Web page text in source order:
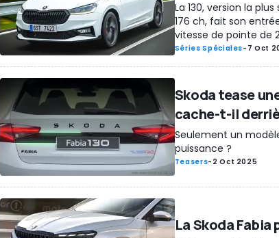
La 130, version la
176 ch, fait son
vitesse de pointe de
Séries Spéciales- 7 Oct
Skoda tease
cache-t-il
Seulement un
puissance ?
Teasers- 2 Oct 2025
La Skoda Fabia